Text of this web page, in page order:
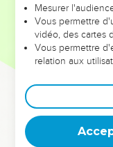
Que le Dieu de la
sainteté totale et
corps, soit conservé
Seigneur Jésus-
Frères et sœurs,
Saluez tous les
Je vous en
Mesurer
Vous permettre
vidéo, des cartes
Vous permettre
relation aux